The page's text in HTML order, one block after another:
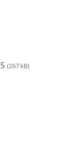
(267 kB)